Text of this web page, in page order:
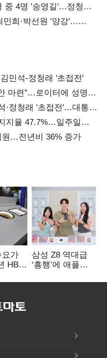
중 4명 '송영길'…정청래
희·박선원 '양강'…
민석-정청래 '초접전'
마련”…로이터에 성명
·정청래 '초접전'…대통령
지율 47.7%…일주일
원…전년비 36% 증가
요가
HBM
삼성 Z8 역대급
‘흥행’에 애플
‘폴더블 대전’